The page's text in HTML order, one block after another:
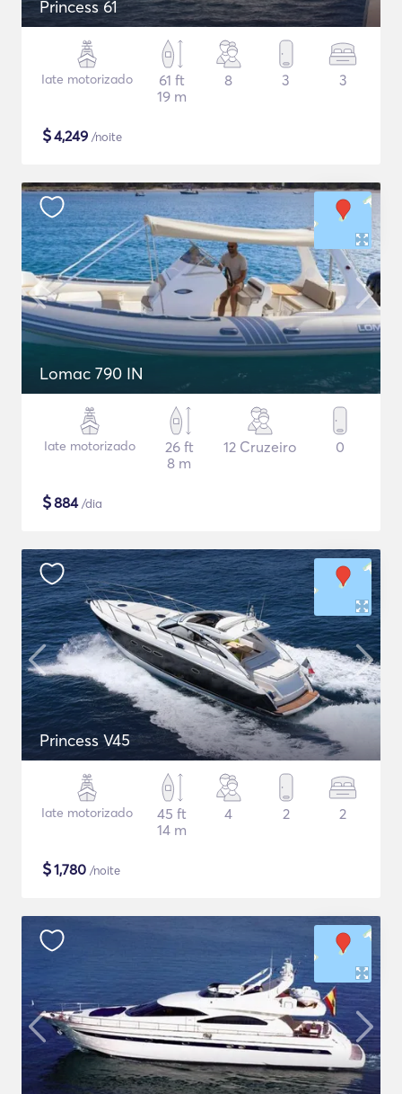
Princess 61
Iate motorizado
61 ft
19 m
8 3 3
$4,249 /noite
Lomac 790 IN
Iate motorizado
26 ft
8 m
12 Cruzeiro 0
$884/dia
Princess V45
Iate motorizado
45 ft
14 m
4 2 2
$1,780 /noite